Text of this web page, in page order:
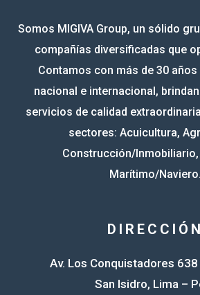
Somos MIGIVA Group, un sólido
compañías diversificadas que
Contamos con más de 30
nacional e internacional,
servicios de calidad
sectores: Acuicultura,
Construcción/Inmobiliario,
Marítimo/Naviero.
DIRECCIÓN
Av. Los Conquistadores
San Isidro, Lima –